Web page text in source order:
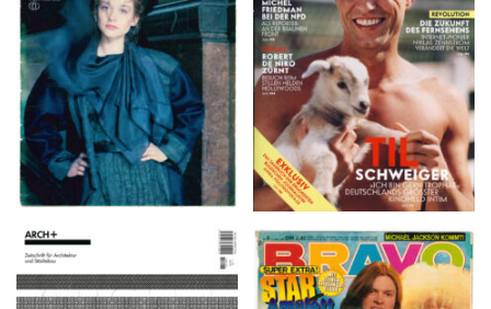
8. Februar 2007
ARCH+ Nr. 226, Herbst
BRAVO – Nr. 8, 13. Febr.